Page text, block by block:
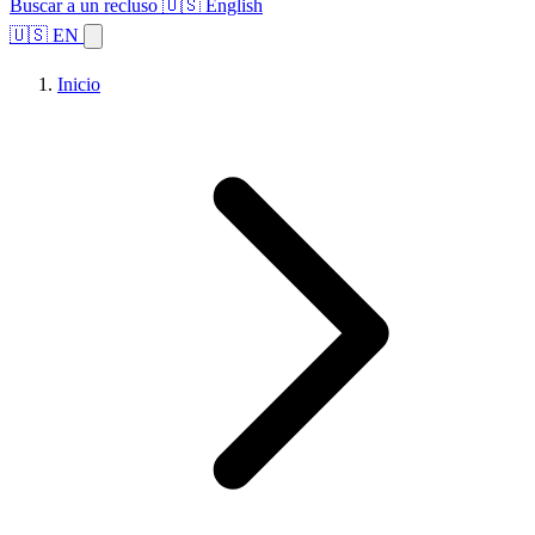
Buscar a un recluso 🇺🇸 English
🇺🇸 EN
Inicio